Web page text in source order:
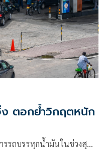
ตอกย้ำวิกฤตหนัก
รรถบรรทุกน้ำมันในช่วงสุ…